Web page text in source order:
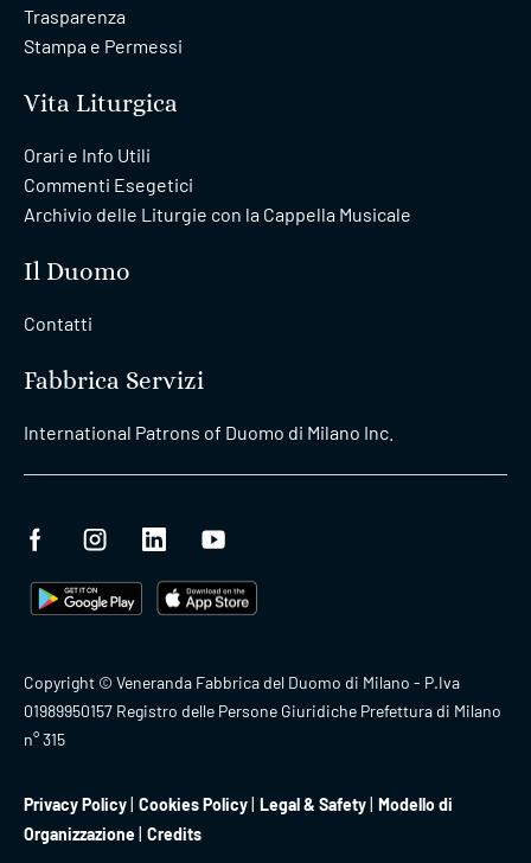
Trasparenza
Stampa e Permessi
Vita Liturgica
Orari e Info Utili
Commenti Esegetici
Archivio delle Liturgie con la Cappella Musicale
Il Duomo
Contatti
Fabbrica Servizi
International Patrons of Duomo di Milano Inc.
Copyright © Veneranda Fabbrica del Duomo di Milano - P.Iva
01989950157 Registro delle Persone Giuridiche Prefettura di Milano
n° 315
Privacy Policy Cookies Policy Legal & Safety
Modello di
Organizzazione Credits